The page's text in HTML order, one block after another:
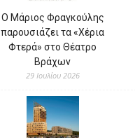
Ο Μάριος Φραγκούλης
παρουσιάζει τα «Χέρια
Φτερά» στο Θέατρο
Βράχων
29 Ιουλίου 2026